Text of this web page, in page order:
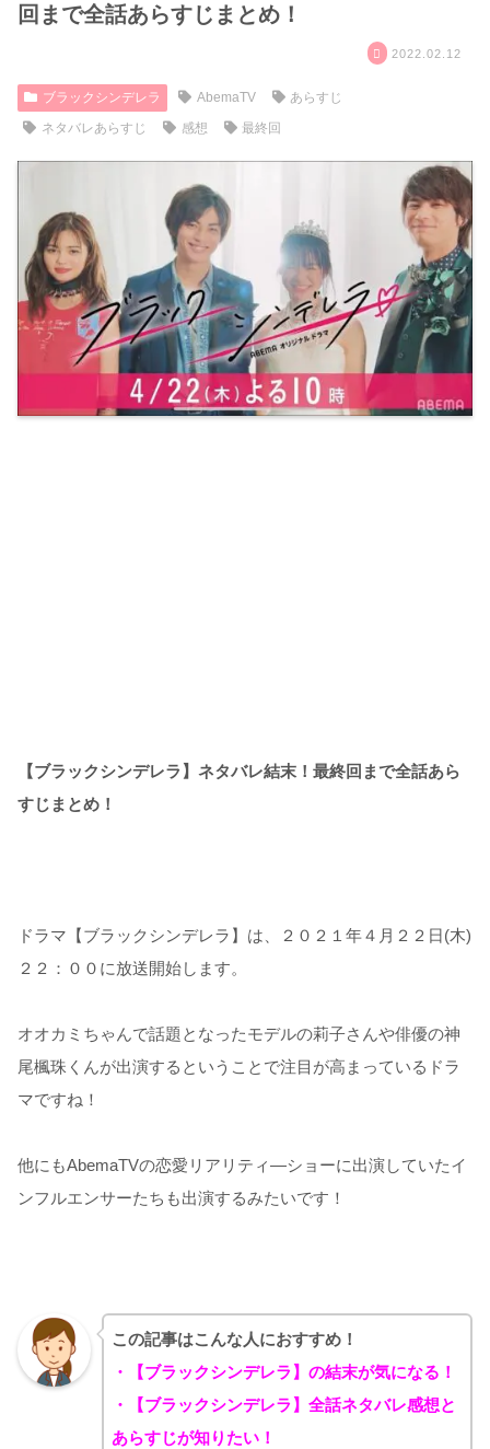
回まで全話あらすじまとめ！
2022.02.12
ブラックシンデレラ AbemaTV
あらすじ
ネタバレあらすじ
感想 最終回
【ブラックシンデレラ】ネタバレ結末！最終回まで全話あら
すじまとめ！
ドラマ【ブラックシンデレラ】は、２０２１年４月２２日(木)
２２：００に放送開始します。
オオカミちゃんで話題となったモデルの莉子さんや俳優の神
尾楓珠くんが出演するということで注目が高まっているドラ
マですね！
他にもAbemaTVの恋愛リアリティ―ショーに出演していたイ
ンフルエンサーたちも出演するみたいです！
この記事はこんな人におすすめ！
・【ブラックシンデレラ】の結末が気になる！
・【ブラックシンデレラ】全話ネタバレ感想と
あらすじが知りたい！